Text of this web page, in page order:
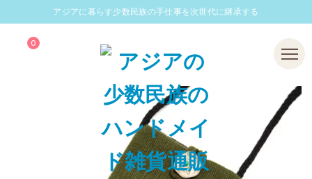
アジアに暮らす少数民族の手仕事を次世代に継承する
0 Menu